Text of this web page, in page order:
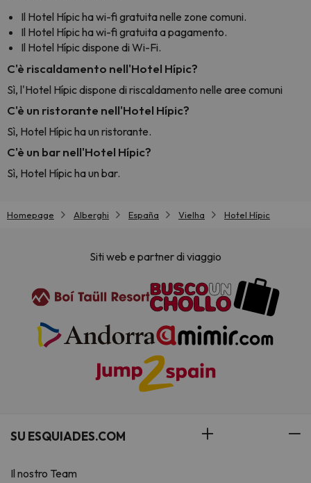
Il Hotel Hípic ha wi-fi gratuita nelle zone comuni.
Il Hotel Hípic ha wi-fi gratuita a pagamento.
Il Hotel Hípic dispone di Wi-Fi.
C'è riscaldamento nell'Hotel Hípic?
Sì, l'Hotel Hípic dispone di riscaldamento nelle aree comuni
C'è un ristorante nell'Hotel Hípic?
Sì, Hotel Hípic ha un ristorante.
C'è un bar nell'Hotel Hípic?
Sì, Hotel Hípic ha un bar.
Homepage Alberghi España Vielha Hotel Hípic
Siti web e partner di viaggio
SU ESQUIADES.COM
Il nostro Team